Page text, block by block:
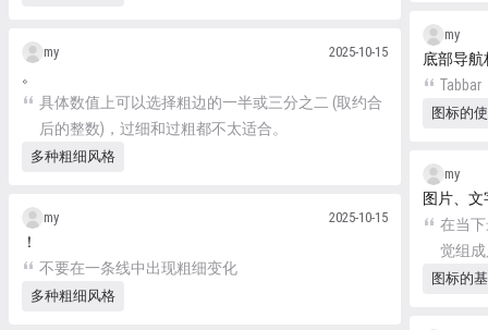
my 2025-10-15
。
具体数值上可以选择粗边的一半或三分之二 (取约合
后的整数)，过细和过粗都不太适合。
多种粗细风格
my 2025-10-15
！
不要在一条线中出现粗细变化
多种粗细风格
my
底部导航
Tabbar
图标的
my
图片、
在当
觉组
标。
图标的